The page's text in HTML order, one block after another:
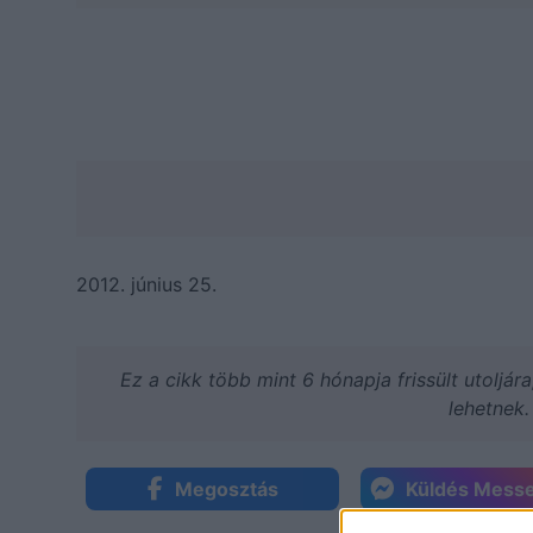
2012. június 25.
Ez a cikk több mint 6 hónapja frissült
lehetnek.
Megosztás Küldés